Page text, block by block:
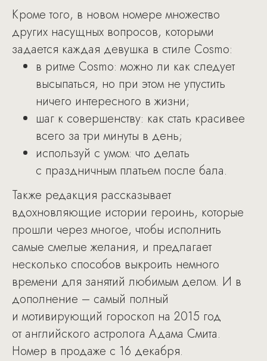
Кроме того, в новом номере множество
других насущных вопросов, которыми
задается каждая девушка в стиле Cosmo:
в ритме Cosmo: можно ли как следует
высыпаться, но при этом не упустить
ничего интересного в жизни;
шаг к совершенству: как стать красивее
всего за три минуты в день;
используй с умом: что делать
с праздничным платьем после бала.
Также редакция рассказывает
вдохновляющие истории героинь, которые
прошли через многое, чтобы исполнить
самые смелые желания, и предлагает
несколько способов выкроить немного
времени для занятий любимым делом. И в
дополнение – самый полный
и мотивирующий гороскоп на 2015 год
от английского астролога Адама Смита.
Номер в продаже с 16 декабря.